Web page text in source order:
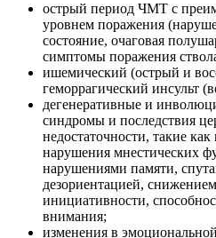
острый период ЧМТ с
уровнем поражения
состояние, очаговая
симптомы поражения
ишемический (острый и
геморрагический инсульт
дегенеративные и
синдромы и последствия
недостаточности, такие
нарушения мнестических
нарушениями памяти,
дезориентацией,
инициативности,
внимания;
изменения в